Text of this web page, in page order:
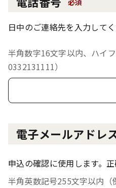
必須
日中のご連絡先を入力してく
半角数字16文字以内、ハイ
0332131111）
電子メールアドレ
申込の確認に使用します。
半角英数記号255文字以内（